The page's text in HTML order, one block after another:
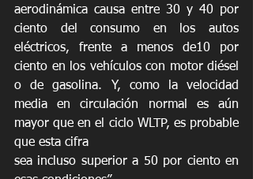
aerodinámica causa entre 30 y 40 por
ciento del consumo en los autos
eléctricos, frente a menos de10 por
ciento en los vehículos con motor diésel
o de gasolina. Y, como la velocidad
media en circulación normal es aún
mayor que en el ciclo WLTP, es probable
que esta cifra
sea incluso superior a 50 por ciento en